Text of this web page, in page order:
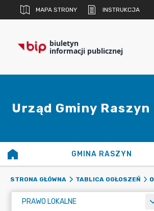
MAPA STRONY INSTRUKCJA
biuletyn
informacji publicznej
Urząd Gminy Raszyn
GMINA RASZYN
STRONA GŁÓWNA TABLICA OGŁOSZEŃ
PRAWO LOKALNE